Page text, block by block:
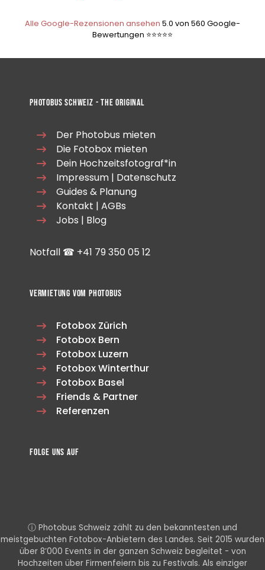
Alle Google-Rezensionen ansehen 5.0 von 560 Google-
Bewertungen ⭐⭐⭐⭐⭐
Photobus Schweiz - The Original
Der Photobus mieten
Die Fotobox mieten
Dein Hochzeitsfotograf*in
Impressum | Datenschutz
Guides & Planung
Kontakt | AGBs
Jobs | Blog
Notfall ☎ +41 ‭79 350 05 12
Vermietung vom Photobus
Fotobox Zürich
Fotobox Bern
Fotobox Luzern
Fotobox Winterthur
Fotobox Basel
Friends & Partner
Referenzen
Folge uns auf
ⓘ Photobus Schweiz zählt zu den bekanntesten und
meistgebuchten Fotobox-Anbietern des Landes. Seit 2015 wurden
über 8’000 Events in der ganzen Schweiz begleitet - von
Hochzeiten über Firmenfeiern bis zu Festivals. Als einziger